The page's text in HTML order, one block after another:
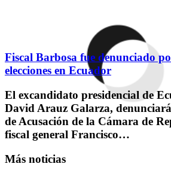
Fiscal Barbosa fue denunciado
elecciones en Ecuador
El excandidato presidencial de
David Arauz Galarza,
de Acusación de la Cámara de
fiscal general Francisco…
Más noticias